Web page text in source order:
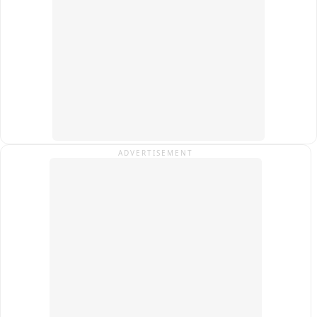
ADVERTISEMENT